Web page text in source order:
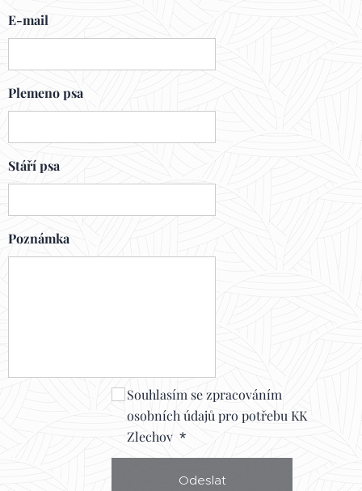
E-mail
Plemeno psa
Stáří psa
Poznámka
Souhlasím se zpracováním
osobních údajů pro potřebu KK
Zlechov
Odeslat